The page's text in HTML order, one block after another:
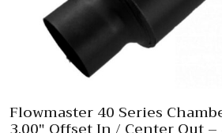
Flowmaster 40 Series